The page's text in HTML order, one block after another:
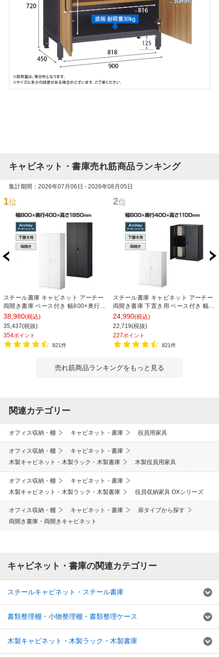
キャビネット・書庫売れ筋商品ランキング
集計期間：2026年07月06日 - 2026年08月05日
1位
スチール書庫 キャビネット アーチー
両開き書庫 ベース付き 幅800×奥行
400×高さ1850mm
38,980(税込)
35,437(税抜)
354ポイント
821件
2位
スチール書庫 キャビネット アーチー
両開き書庫 下置き用 ベース付き 幅
800×奥行400×高さ1100mm
24,990(税込)
22,719(税抜)
227ポイント
821件
売れ筋商品ランキングをもっと見る
関連カテゴリー
オフィス収納・棚 キャビネット・書庫 役員用家具
オフィス収納・棚
キャビネット・書庫
木製キャビネット・木製ラック・木製書庫
木製役員用家具
オフィス収納・棚
キャビネット・書庫
木製キャビネット・木製ラック・木製書庫
役員収納家具 OXシリーズ
オフィス収納・棚 キャビネット・書庫
扉タイプから探す
両開き書庫・両開きキャビネット
キャビネット・書庫の関連カテゴリー
スチールキャビネット・スチール書庫
書類整理棚・小物整理棚・書類整理ケース
木製キャビネット・木製ラック・木製書庫